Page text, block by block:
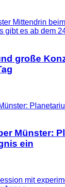
große
Münster:
ein